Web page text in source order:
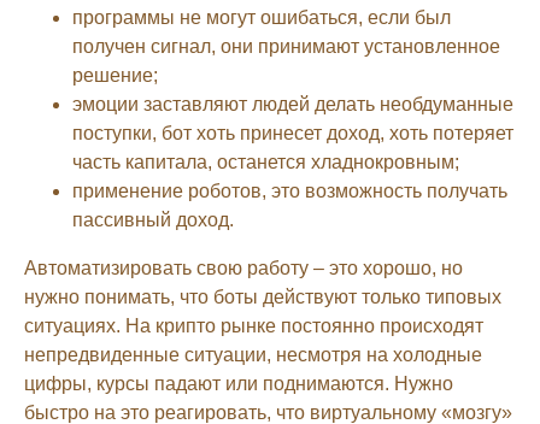
программы не могут ошибаться, если был
получен сигнал, они принимают установленное
решение;
эмоции заставляют людей делать необдуманные
поступки, бот хоть принесет доход, хоть потеряет
часть капитала, останется хладнокровным;
применение роботов, это возможность получать
пассивный доход.
Автоматизировать свою работу – это хорошо, но
нужно понимать, что боты действуют только типовых
ситуациях. На крипто рынке постоянно происходят
непредвиденные ситуации, несмотря на холодные
цифры, курсы падают или поднимаются. Нужно
быстро на это реагировать, что виртуальному «мозгу»